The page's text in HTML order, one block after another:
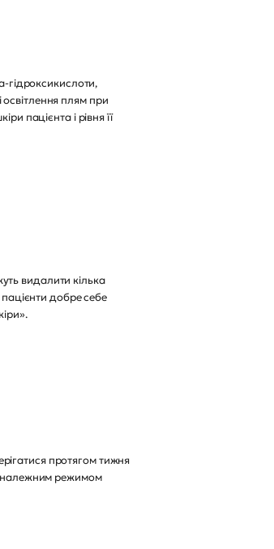
гідроксикислоти,
плям при
пацієнта і рівня її
видалити кілька
добре себе
протягом тижня
«належним режимом